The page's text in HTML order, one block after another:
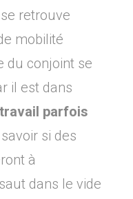
retrouve
mobilité
du conjoint se
il est dans
parfois
si des
à
dans le vide